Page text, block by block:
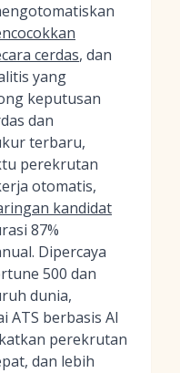
cerdas, dan
yang
keputusan
dan
terbaru,
perekrutan
otomatis,
kandidat
87%
Dipercaya
500 dan
dunia,
ATS berbasis AI
perekrutan
dan lebih